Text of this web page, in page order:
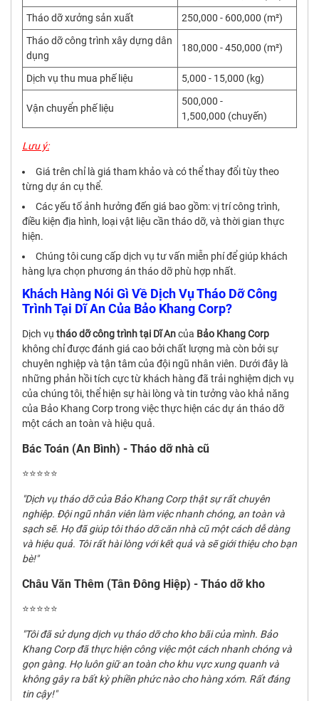
Tháo dỡ xưởng sản xuất
250,000 - 600,000 (m²)
Tháo dỡ công trình xây dựng dân
dụng
180,000 - 450,000 (m²)
Dịch vụ thu mua phế liệu 5,000 - 15,000 (kg)
Vận chuyển phế liệu
500,000 -
1,500,000 (chuyến)
Lưu ý:
Giá trên chỉ là giá tham khảo và có thể thay đổi tùy theo
từng dự án cụ thể.
Các yếu tố ảnh hưởng đến giá bao gồm: vị trí công trình,
điều kiện địa hình, loại vật liệu cần tháo dỡ, và thời gian thực
hiện.
Chúng tôi cung cấp dịch vụ tư vấn miễn phí để giúp khách
hàng lựa chọn phương án tháo dỡ phù hợp nhất.
Khách Hàng Nói Gì Về Dịch Vụ Tháo Dỡ Công
Trình Tại Dĩ An Của Bảo Khang Corp?
Dịch vụ tháo dỡ công trình tại Dĩ Ancủa Bảo Khang Corp
không chỉ được đánh giá cao bởi chất lượng mà còn bởi sự
chuyên nghiệp và tận tâm của đội ngũ nhân viên. Dưới đây là
những phản hồi tích cực từ khách hàng đã trải nghiệm dịch vụ
của chúng tôi, thể hiện sự hài lòng và tin tưởng vào khả năng
của Bảo Khang Corp trong việc thực hiện các dự án tháo dỡ
một cách an toàn và hiệu quả.
Bác Toán (An Bình) - Tháo dỡ nhà cũ
⭐⭐⭐⭐⭐
"Dịch vụ tháo dỡ của Bảo Khang Corp thật sự rất chuyên
nghiệp. Đội ngũ nhân viên làm việc nhanh chóng, an toàn và
sạch sẽ. Họ đã giúp tôi tháo dỡ căn nhà cũ một cách dễ dàng
và hiệu quả. Tôi rất hài lòng với kết quả và sẽ giới thiệu cho bạn
bè!"
Châu Văn Thêm (Tân Đông Hiệp) - Tháo dỡ kho
⭐⭐⭐⭐⭐
"Tôi đã sử dụng dịch vụ tháo dỡ cho kho bãi của mình. Bảo
Khang Corp đã thực hiện công việc một cách nhanh chóng và
gọn gàng. Họ luôn giữ an toàn cho khu vực xung quanh và
không gây ra bất kỳ phiền phức nào cho hàng xóm. Rất đáng
tin cậy!"